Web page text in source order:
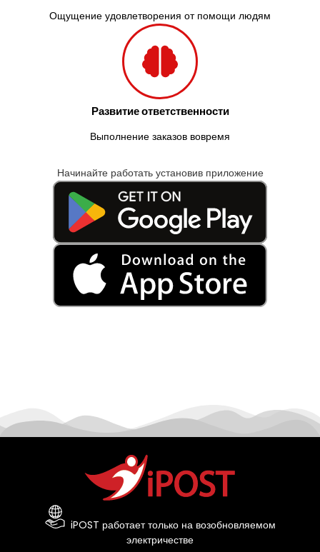
Ощущение удовлетворения от помощи людям
Развитие ответственности
Выполнение заказов вовремя
Начинайте работать установив приложение
iPOST работает только на возобновляемом
электричестве